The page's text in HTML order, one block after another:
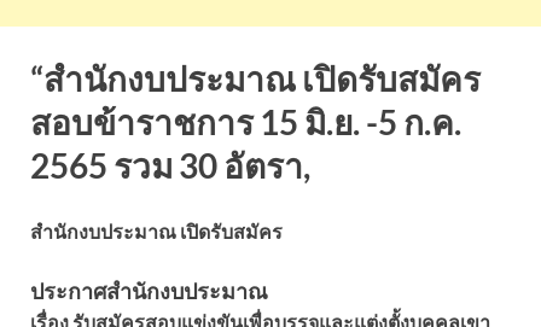
“สำนักงบประมาณ เปิดรับสมัคร
สอบข้าราชการ 15 มิ.ย. -5 ก.ค.
2565 รวม 30 อัตรา,
สำนักงบประมาณ เปิดรับสมัคร
ประกาศสำนักงบประมาณ
เรื่อง รับสมัครสอบแข่งขันเพื่อบรรจุและแต่งตั้งบุคคลเขา